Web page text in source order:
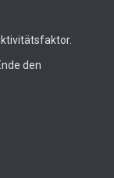
den